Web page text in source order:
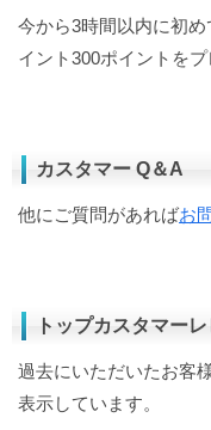
今から3時間以内に初
イント300ポイントをプ
カスタマー Q＆A
他にご質問があればお
トップカスタマー
過去にいただいたお客
表示しています。